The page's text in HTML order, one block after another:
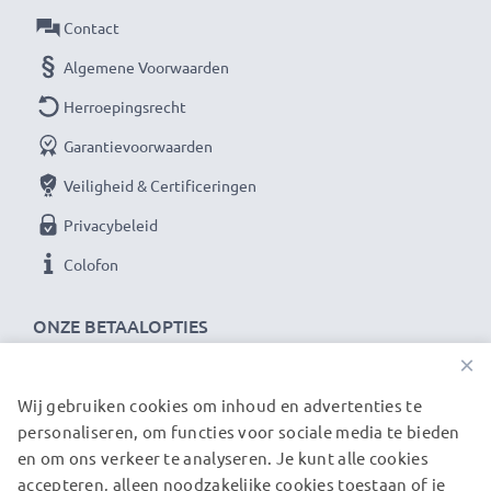
ONZE BETAALOPTIES
Contact
Algemene Voorwaarden
Herroepingsrecht
Garantievoorwaarden
Veiligheid & Certificeringen
Privacybeleid
Colofon
ONZE VERZENDPARTNERS
×
Wij gebruiken cookies om inhoud en advertenties te
personaliseren, om functies voor sociale media te bieden
en om ons verkeer te analyseren. Je kunt alle cookies
accepteren, alleen noodzakelijke cookies toestaan of je